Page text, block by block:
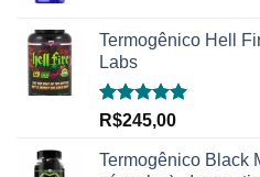
Termogênico Hell
Labs
Avaliação
R$245,00
Termogênico Black